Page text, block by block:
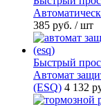
385 руб. / шт
Быстрый
Автомат
(ESQ) 4 132